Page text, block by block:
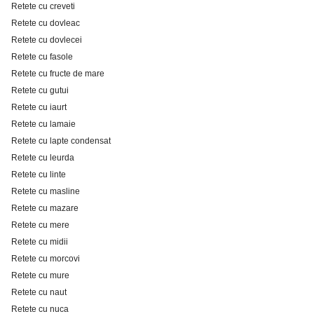
Retete cu creveti
Retete cu dovleac
Retete cu dovlecei
Retete cu fasole
Retete cu fructe de mare
Retete cu gutui
Retete cu iaurt
Retete cu lamaie
Retete cu lapte condensat
Retete cu leurda
Retete cu linte
Retete cu masline
Retete cu mazare
Retete cu mere
Retete cu midii
Retete cu morcovi
Retete cu mure
Retete cu naut
Retete cu nuca